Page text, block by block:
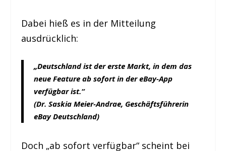
Dabei hieß es in der Mitteilung
ausdrücklich:
„Deutschland ist der erste Markt, in dem das
neue Feature ab sofort in der eBay-App
verfügbar ist.“
(Dr. Saskia Meier-Andrae, Geschäftsführerin
eBay Deutschland)
Doch „ab sofort verfügbar“ scheint bei